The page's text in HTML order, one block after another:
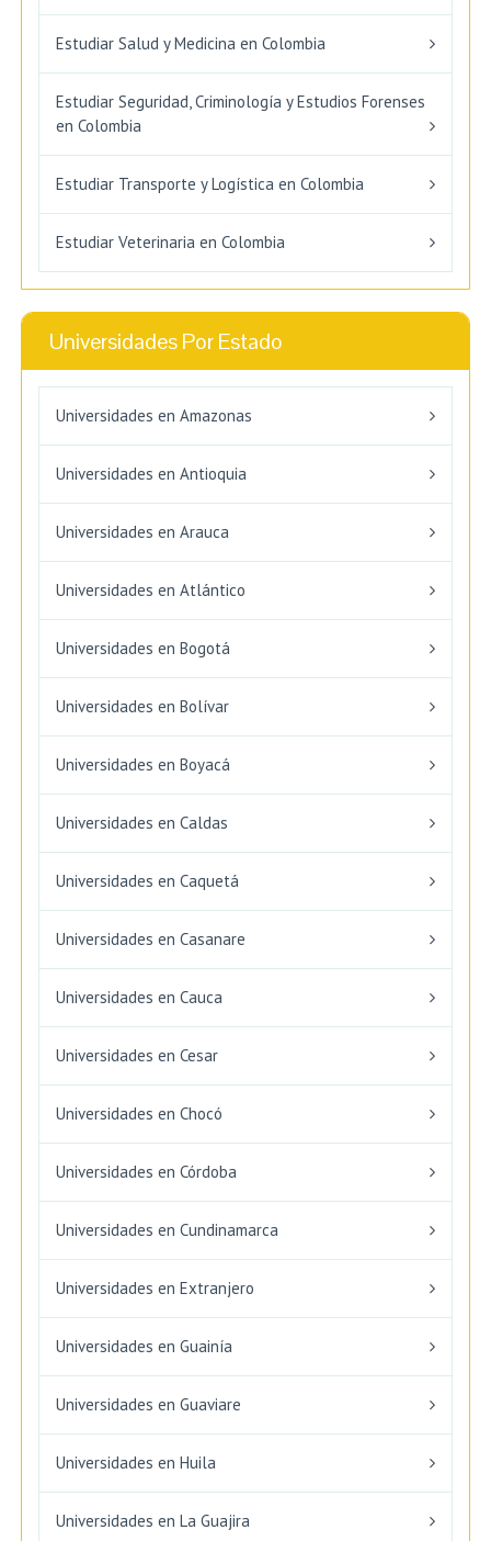
Estudiar Salud y Medicina en Colombia
Estudiar Seguridad, Criminología y Estudios Forenses
en Colombia
Estudiar Transporte y Logística en Colombia
Estudiar Veterinaria en Colombia
Universidades Por Estado
Universidades en Amazonas
Universidades en Antioquia
Universidades en Arauca
Universidades en Atlántico
Universidades en Bogotá
Universidades en Bolívar
Universidades en Boyacá
Universidades en Caldas
Universidades en Caquetá
Universidades en Casanare
Universidades en Cauca
Universidades en Cesar
Universidades en Chocó
Universidades en Córdoba
Universidades en Cundinamarca
Universidades en Extranjero
Universidades en Guainía
Universidades en Guaviare
Universidades en Huila
Universidades en La Guajira